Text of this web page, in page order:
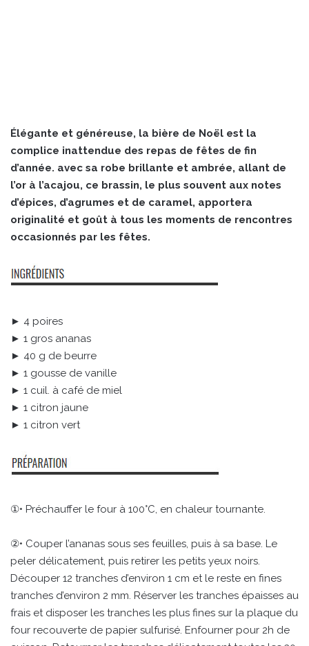
Élégante et généreuse, la bière de Noël est la
complice inattendue des repas de fêtes de fin
d’année. avec sa robe brillante et ambrée, allant de
l’or à l’acajou, ce brassin, le plus souvent aux notes
d’épices, d’agrumes et de caramel, apportera
originalité et goût à tous les moments de rencontres
occasionnés par les fêtes.
► 4 poires
► 1 gros ananas
► 40 g de beurre
► 1 gousse de vanille
► 1 cuil. à café de miel
► 1 citron jaune
► 1 citron vert
①• Préchauffer le four à 100°C, en chaleur tournante.
②• Couper l’ananas sous ses feuilles, puis à sa base. Le
peler délicatement, puis retirer les petits yeux noirs.
Découper 12 tranches d’environ 1 cm et le reste en fines
tranches d’environ 2 mm. Réserver les tranches épaisses au
frais et disposer les tranches les plus fines sur la plaque du
four recouverte de papier sulfurisé. Enfourner pour 2h de